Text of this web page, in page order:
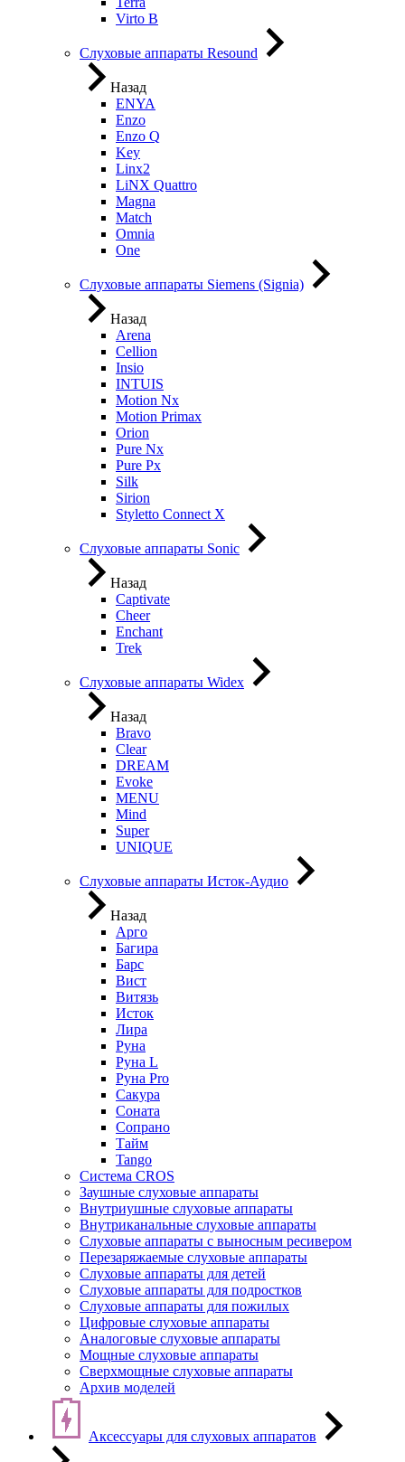
Virto B
Слуховые аппараты Resound
Назад
ENYA
Enzo
Enzo Q
Key
Linx2
LiNX Quattro
Magna
Match
Omnia
One
Слуховые аппараты Siemens (Signia)
Назад
Arena
Cellion
Insio
INTUIS
Motion Nx
Motion Primax
Orion
Pure Nx
Pure Px
Silk
Sirion
Styletto Connect X
Слуховые аппараты Sonic
Назад
Captivate
Cheer
Enchant
Trek
Слуховые аппараты Widex
Назад
Bravo
Clear
DREAM
Evoke
MENU
Mind
Super
UNIQUE
Слуховые аппараты Исток-Аудио
Назад
Арго
Багира
Барс
Вист
Витязь
Исток
Лира
Руна
Руна L
Руна Pro
Сакура
Соната
Сопрано
Тайм
Tango
Система CROS
Заушные слуховые аппараты
Внутриушные слуховые аппараты
Внутриканальные слуховые аппараты
Слуховые аппараты с выносным ресивером
Перезаряжаемые слуховые аппараты
Слуховые аппараты для детей
Слуховые аппараты для подростков
Слуховые аппараты для пожилых
Цифровые слуховые аппараты
Аналоговые слуховые аппараты
Мощные слуховые аппараты
Сверхмощные слуховые аппараты
Архив моделей
Аксессуары для слуховых аппаратов